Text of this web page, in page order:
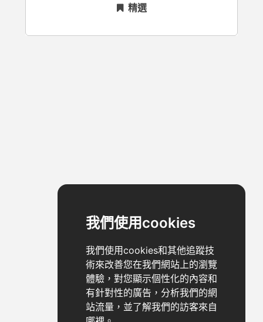
我們使用cookies
我們使用cookies和其他追蹤技
術來改善您在我們網站上的瀏覽
體驗，對您顯示個性化的內容和
有針對性的廣告，分析我們的網
站流量，並了解我們的訪客來自
精選